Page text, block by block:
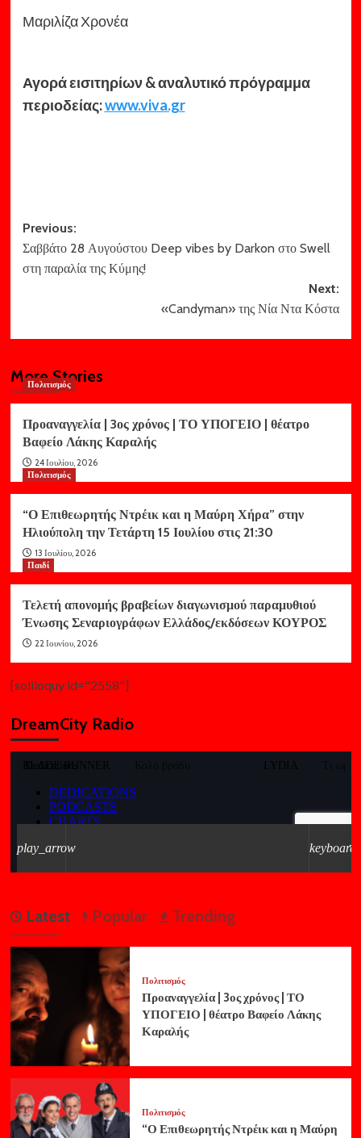
Μαριλίζα Χρονέα
Αγορά εισιτηρίων & αναλυτικό πρόγραμμα
περιοδείας:www.viva.gr
Post
navigation
Previous:
Σαββάτο 28 Αυγούστου Deep vibes by Darkon στο Swell
στη παραλία της Κύμης!
Next:
«Candyman» της Νία Ντα Κόστα
More Stories
Πολιτισμός
Προαναγγελία | 3ος χρόνος | ΤΟ ΥΠΟΓΕΙΟ | θέατρο
Βαφείο Λάκης Καραλής
24 Ιουλίου, 2026
Πολιτισμός
“Ο Επιθεωρητής Ντρέικ και η Μαύρη Χήρα” στην
Ηλιούπολη την Τετάρτη 15 Ιουλίου στις 21:30
13 Ιουλίου, 2026
Παιδί
Τελετή απονομής βραβείων διαγωνισμού παραμυθιού
Ένωσης Σεναριογράφων Ελλάδος/εκδόσεων ΚΟΥΡΟΣ
22 Ιουνίου, 2026
[soliloquy id="2558"]
DreamCity Radio
Latest Popular Trending
Πολιτισμός
Προαναγγελία | 3ος χρόνος | ΤΟ
ΥΠΟΓΕΙΟ | θέατρο Βαφείο Λάκης
Καραλής
Πολιτισμός
“Ο Επιθεωρητής Ντρέικ και η Μαύρη